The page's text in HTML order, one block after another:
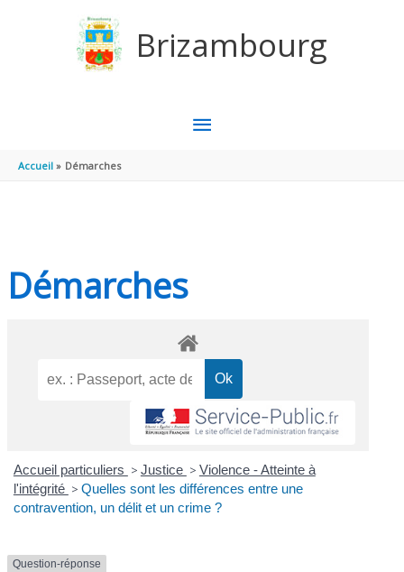
Brizambourg
MENU
Accueil Démarches
Démarches
Accueil particuliers > Justice > Violence - Atteinte à
l'intégrité > Quelles sont les différences entre une
contravention, un délit et un crime ?
Question-réponse